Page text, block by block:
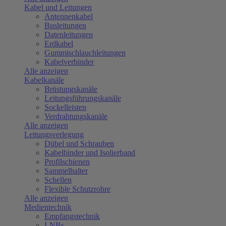
Kabel und Leitungen
Antennenkabel
Busleitungen
Datenleitungen
Erdkabel
Gummischlauchleitungen
Kabelverbinder
Alle anzeigen
Kabelkanäle
Brüstungskanäle
Leitungsführungskanäle
Sockelleisten
Verdrahtungskanäle
Alle anzeigen
Leitungsverlegung
Dübel und Schrauben
Kabelbinder und Isolierband
Profilschienen
Sammelhalter
Schellen
Flexible Schutzrohre
Alle anzeigen
Medientechnik
Empfangstechnik